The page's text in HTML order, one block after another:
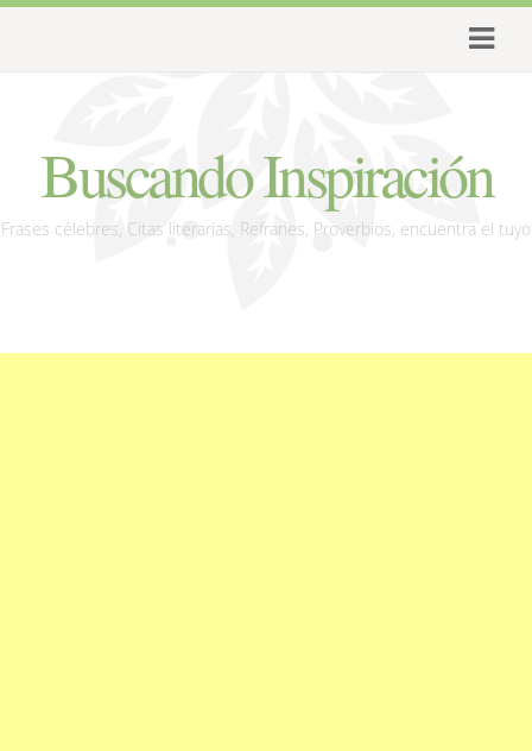
Buscando Inspiración
Frases célebres, Citas literarias, Refranes, Proverbios, encuentra el tuyo